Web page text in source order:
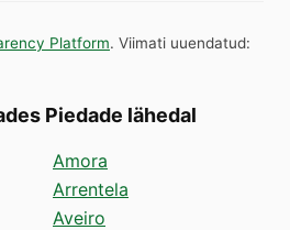
Platform. Viimati uuendatud:
Piedade lähedal
Amora
Arrentela
Aveiro